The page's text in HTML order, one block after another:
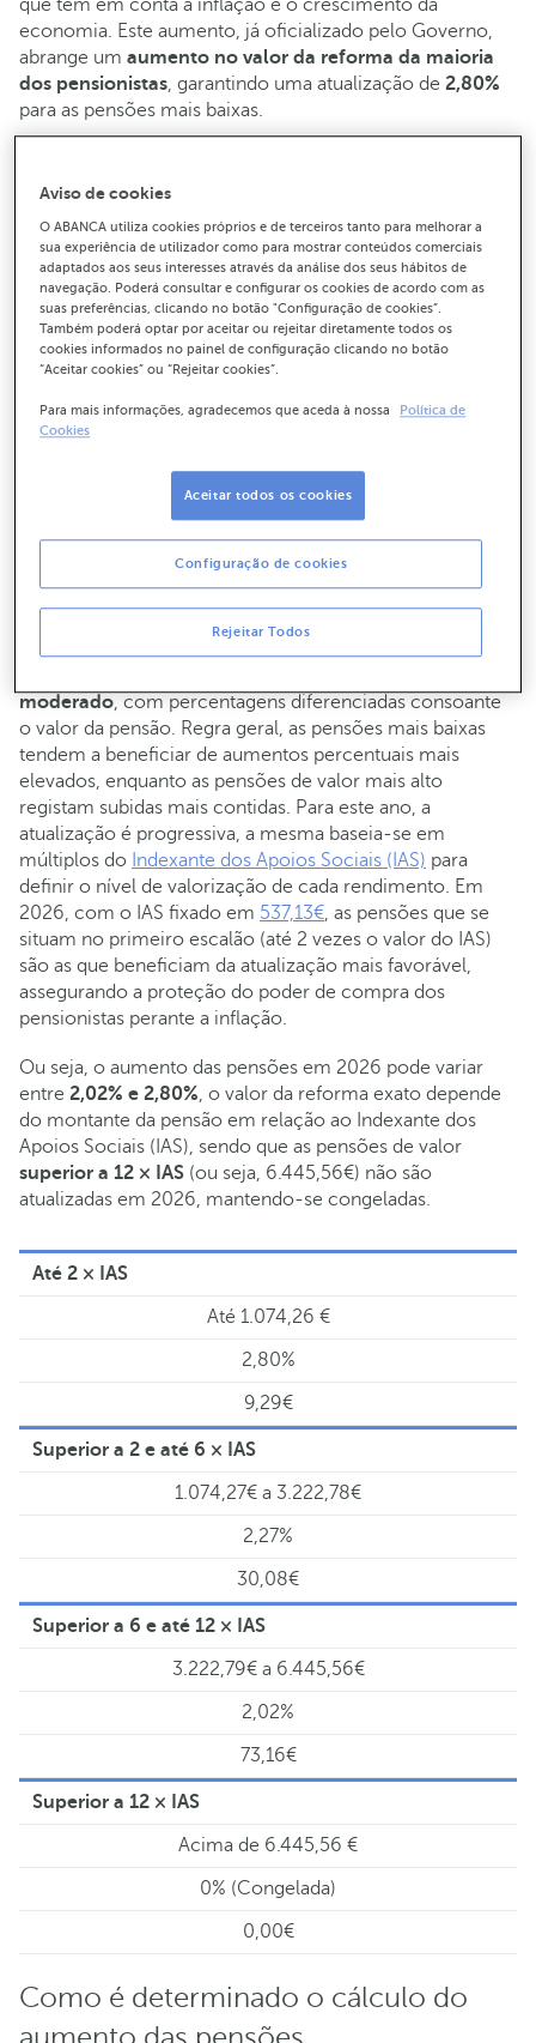
que têm em conta a inflação e o crescimento da
economia. Este aumento, já oficializado pelo Governo,
abrange um aumento no valor da reforma da maioria
dos pensionistas, garantindo uma atualização de 2,80%
para as pensões mais baixas.
pensões, quem beneficia, como é feito o cálculo, quais
estas alterações podem influenciar o orçamento mensal
dos pensionistas.
Qual o aumento das pensões para
2026
O aumento das pensões em 2026 decorre da aplicação
fórmula de atualização automática prevista na lei
conjuga o crescimento do PIB com a variação média do
IPC (Índice de Preços no Consumidor). Este mecanismo
visa salvaguardar o poder de compra dos pensionistas
De acordo com as estimativas atualmente conhecidas, a
moderado, com percentagens diferenciadas consoante
o valor da pensão. Regra geral, as pensões mais baixas
tendem a beneficiar de aumentos percentuais mais
elevados, enquanto as pensões de valor mais alto
registam subidas mais contidas. Para este ano, a
atualização é progressiva, a mesma baseia-se em
múltiplos do Indexante dos Apoios Sociais (IAS) para
definir o nível de valorização de cada rendimento. Em
2026, com o IAS fixado em 537,13€, as pensões que se
situam no primeiro escalão (até 2 vezes o valor do IAS)
são as que beneficiam da atualização mais favorável,
assegurando a proteção do poder de compra dos
pensionistas perante a inflação.
Ou seja, o aumento das pensões em 2026 pode variar
entre 2,02% e 2,80%, o valor da reforma exato depende
do montante da pensão em relação ao Indexante dos
Apoios Sociais (IAS), sendo que as pensões de valor
superior a 12 × IAS (ou seja, 6.445,56€) não são
atualizadas em 2026, mantendo-se congeladas.
Até 2 × IAS
Até 1.074,26 €
2,80%
9,29€
Superior a 2 e até 6 × IAS
1.074,27€ a 3.222,78€
2,27%
30,08€
Superior a 6 e até 12 × IAS
3.222,79€ a 6.445,56€
2,02%
73,16€
Superior a 12 × IAS
Acima de 6.445,56 €
0% (Congelada)
0,00€
Como é determinado o cálculo do
Aviso de cookies
O ABANCA utiliza cookies próprios e de terceiros tanto para melhorar a
sua experiência de utilizador como para mostrar conteúdos comerciais
adaptados aos seus interesses através da análise dos seus hábitos de
navegação. Poderá consultar e configurar os cookies de acordo com as
suas preferências, clicando no botão "Configuração de cookies”.
Também poderá optar por aceitar ou rejeitar diretamente todos os
cookies informados no painel de configuração clicando no botão
“Aceitar cookies” ou “Rejeitar cookies”.
Para mais informações, agradecemos que aceda à nossa
Política de
Cookies
Rejeitar Todos
Configuração de cookies
Aceitar todos os cookies